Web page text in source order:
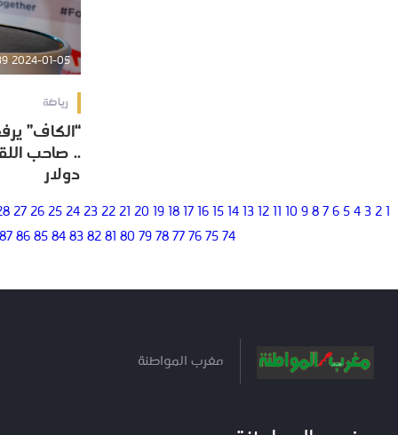
2024-01-05 10:07:39
رياضة
“الكاف”
دولار
“الكاف”
دولار
1
2
3
4
5
6
7
8
9
10
11
12
13
14
15
16
17
18
19
20
21
22
23
24
25
26
27
74
75
76
77
78
79
80
81
82
83
84
85
86
87
مغرب المواطنة